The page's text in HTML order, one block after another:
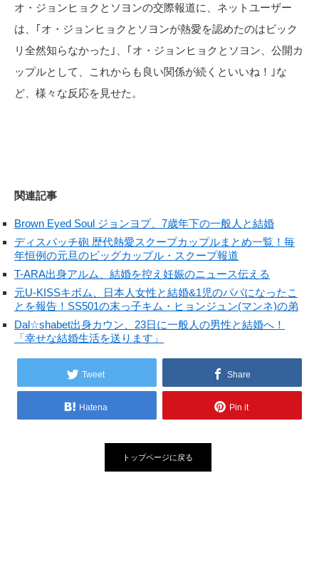
オ・ジョンヒョクとソヨンの交際報道に、ネットユーザー
は、｢オ・ジョンヒョクとソヨンが熱愛を認めたのはビック
リ全然知らなかった｣、｢オ・ジョンヒョクとソヨン、公開カ
ップルとして、これからも良い関係が続くといいね！｣な
ど、様々な反応を見せた。
関連記事
Brown Eyed Soul ジョンヨプ、7歳年下の一般人と結婚
ディスパッチ砲 歴代熱愛スクープカップルまとめ一覧！毎
年恒例の元旦のビッグカップル・スクープ報道
T-ARA出身アルム、結婚を控え妊娠のニュース伝える
元U-KISSキボム、日本人女性と結婚&1児のパパになったこ
とを報告！SS501の末っ子キム・ヒョンジュン(マンネ)の弟
Dal☆shabet出身カウン、23日に一般人の男性と結婚へ！
「幸せな結婚生活を送ります」
Tweet Share
Hatena Pin it
トップページに戻る